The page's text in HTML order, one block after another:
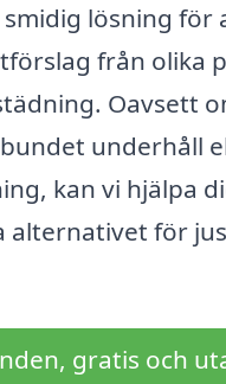
lösning för
från olika
Oavsett
underhåll
kan vi hjälpa
alternativet för
gratis och